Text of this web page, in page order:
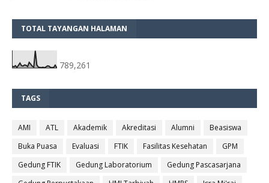
TOTAL TAYANGAN HALAMAN
789,261
TAGS
AMI ATL Akademik Akreditasi Alumni
Beasiswa
Buka Puasa
Evaluasi FTIK Fasilitas Kesehatan
GPM
Gedung FTIK
Gedung Laboratorium
Gedung Pascasarjana